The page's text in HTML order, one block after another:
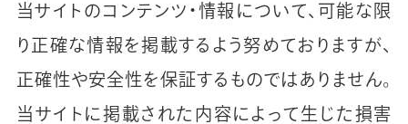
当サイトのコンテンツ・情報について、可能な限
り正確な情報を掲載するよう努めておりますが、
正確性や安全性を保証するものではありません。
当サイトに掲載された内容によって生じた損害